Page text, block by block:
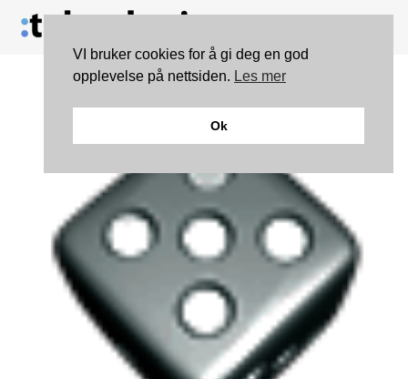
VI bruker cookies for å gi deg en god
opplevelse på nettsiden. Les mer
Ok